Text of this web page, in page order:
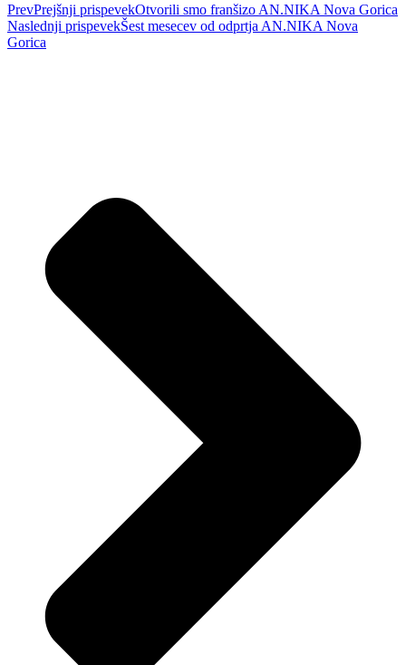
PrevPrejšnji prispevekOtvorili smo franšizo AN.NIKA Nova Gorica
Naslednji prispevekŠest mesecev od odprtja AN.NIKA Nova
Gorica